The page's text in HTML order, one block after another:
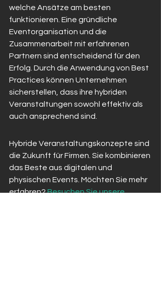
welche Ansätze am besten
funktionieren. Eine gründliche
Eventorganisation und die
Zusammenarbeit mit erfahrenen
Partnern sind entscheidend für den
Erfolg. Durch die Anwendung von Best
Practices können Unternehmen
sicherstellen, dass ihre hybriden
Veranstaltungen sowohl effektiv als
auch ansprechend sind.
Hybride Veranstaltungskonzepte sind
die Zukunft für Firmen. Sie kombinieren
das Beste aus digitalen und
physischen Events. Möchten Sie mehr
erfahren? Besuchen Sie unsere